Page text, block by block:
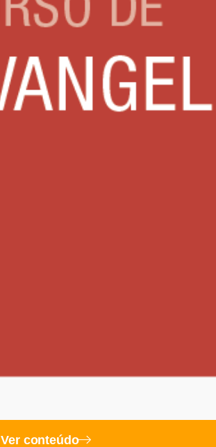
Ver conteúdo